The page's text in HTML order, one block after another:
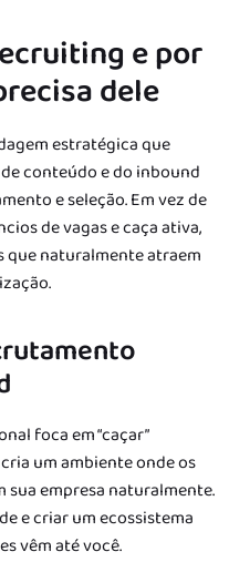
e por
dele
estratégica que
conteúdo e do inbound
e seleção. Em vez de
de vagas e caça ativa,
que naturalmente atraem
foca em “caçar”
um ambiente onde os
empresa naturalmente.
e criar um ecossistema
vêm até você.